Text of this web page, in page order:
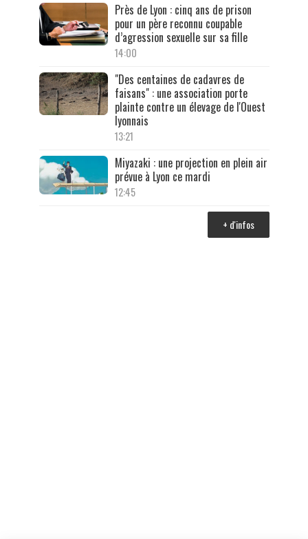
Près de Lyon : cinq ans de prison
pour un père reconnu coupable
d’agression sexuelle sur sa fille
14:00
"Des centaines de cadavres de
faisans" : une association porte
plainte contre un élevage de l'Ouest
lyonnais
13:21
Miyazaki : une projection en plein air
prévue à Lyon ce mardi
12:45
+ d'infos